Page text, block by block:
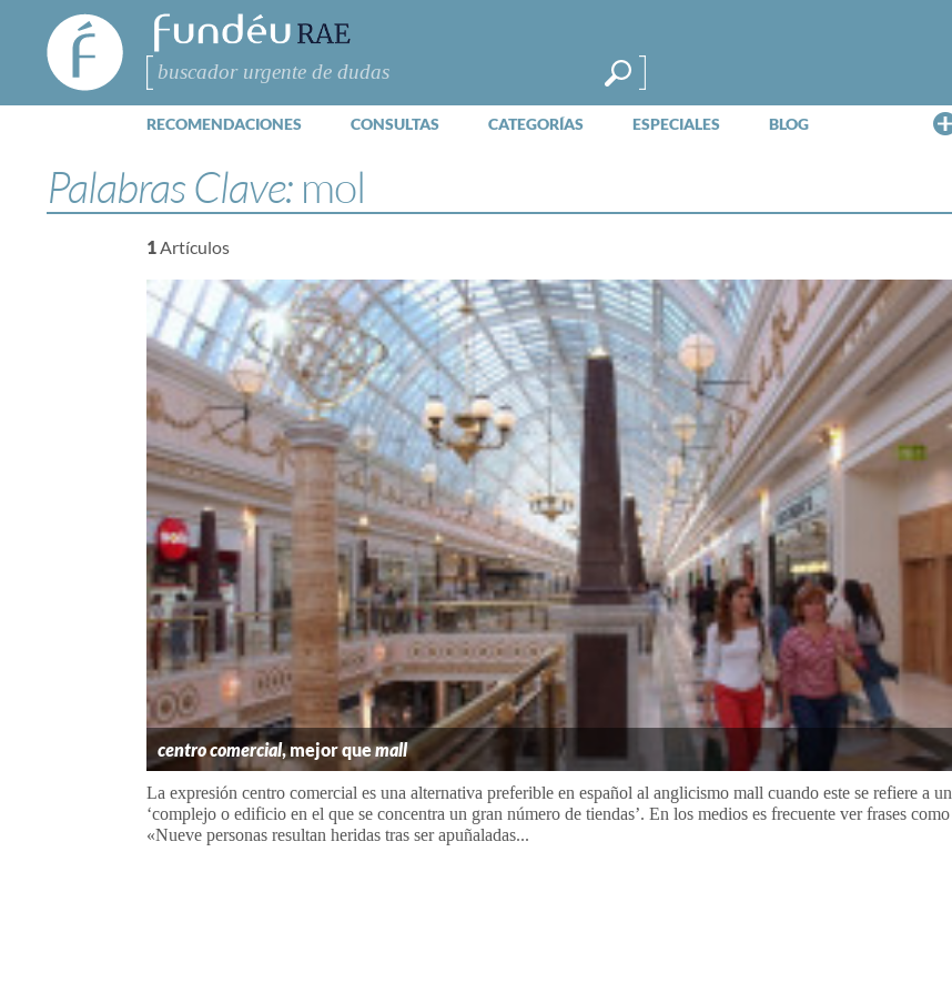
FundéuRAE
- Fundación
del Español
Urgente
Buscar
RECOMENDACIONES CONSULTAS CATEGORÍAS ESPECIALES BLOG
Palabras Clave: mol
1Artículos
centro comercial, mejor quemall
La expresión centro comercial es una alternativa preferible en español al anglicismo mall cuando este se refiere a un
‘complejo o edificio en el que se concentra un gran número de tiendas’. En los medios es frecuente ver frases como
«Nueve personas resultan heridas tras ser apuñaladas...